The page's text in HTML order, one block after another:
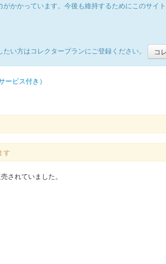
かかっています。今後も維持するためにこのサ
い方はコレクタープランにご登録ください。
コ
ビス付き）
す
されていました。